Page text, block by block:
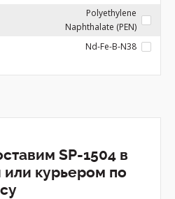
Polyethylene
Naphthalate (PEN)
Nd-Fe-B-N38
SP-1504 в
или курьером по